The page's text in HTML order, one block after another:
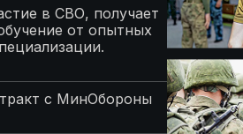
в СВО, получает
от опытных
с МинОбороны